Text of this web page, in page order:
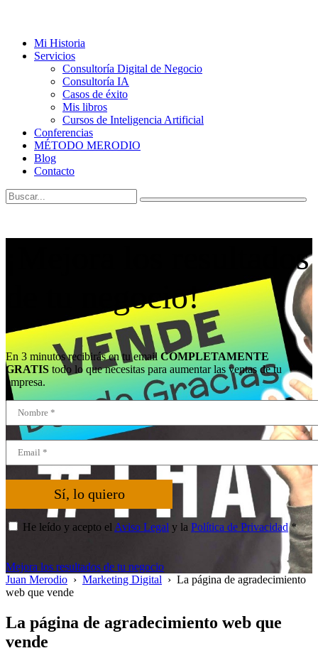
Mi Historia
Servicios
Consultoría Digital de Negocio
Consultoría IA
Casos de éxito
Mis libros
Cursos de Inteligencia Artificial
Conferencias
MÉTODO MERODIO
Blog
Contacto
¡Mejora los resultados
de tu negocio!
En 3 minutos recibirás en tu email COMPLETAMENTE
GRATIS todo lo que necesitas para aumentar las ventas de tu
empresa.
Sí, lo quiero
He leído y acepto el Aviso Legal y la Política de Privacidad*
Mejora los resultados de tu negocio
Juan Merodio › Marketing Digital › La página de agradecimiento
web que vende
La página de agradecimiento web que
vende